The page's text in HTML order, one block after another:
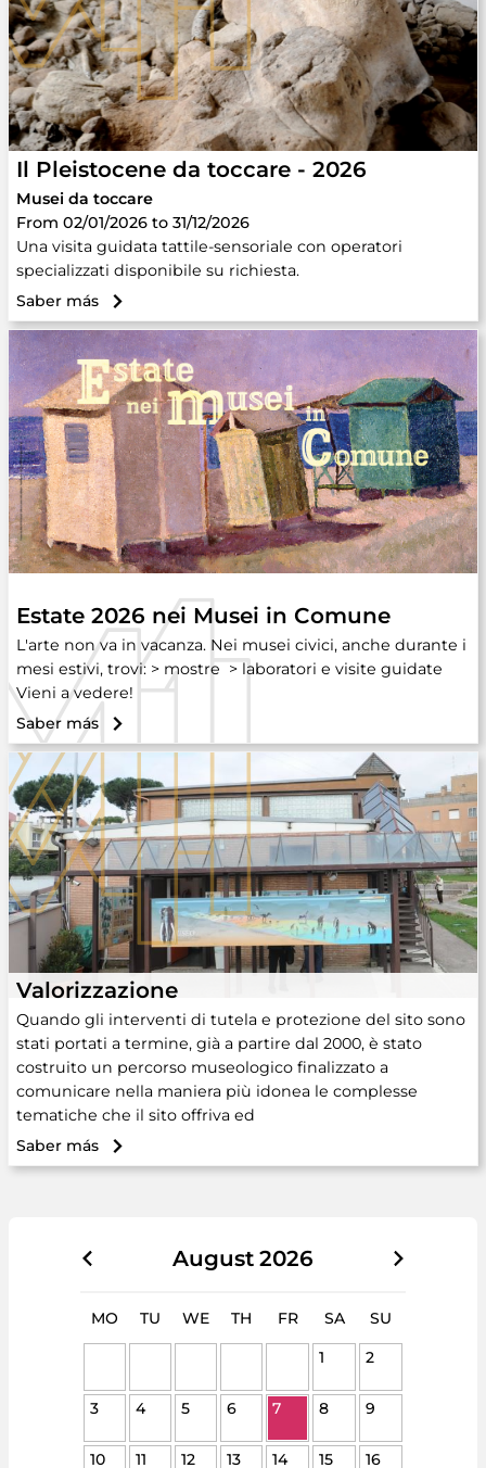
Il Pleistocene da toccare - 2026
Musei da toccare
From 02/01/2026 to 31/12/2026
Una visita guidata tattile-sensoriale con operatori
specializzati disponibile su richiesta.
Saber más
Estate 2026 nei Musei in Comune
L'arte non va in vacanza. Nei musei civici, anche durante i
mesi estivi, trovi: > mostre > laboratori e visite guidate
Vieni a vedere!
Saber más
Valorizzazione
Quando gli interventi di tutela e protezione del sito sono
stati portati a termine, già a partire dal 2000, è stato
costruito un percorso museologico finalizzato a
comunicare nella maniera più idonea le complesse
tematiche che il sito offriva ed
Saber más
August 2026
MO TU WE TH FR SA
SU
1
2
3 4 5 6 7 8 9
10 11 12 13 14 15 16